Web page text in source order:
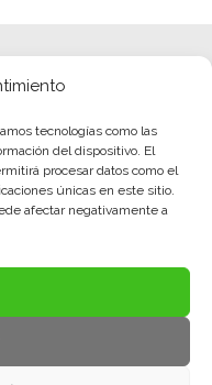
tecnologías como las
del dispositivo. El
procesar datos como el
únicas en este sitio.
afectar negativamente a